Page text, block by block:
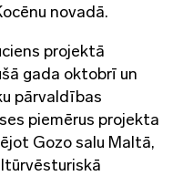
novadā.
projektā
gada oktobrī un
pārvaldības
piemērus projekta
Gozo salu Maltā,